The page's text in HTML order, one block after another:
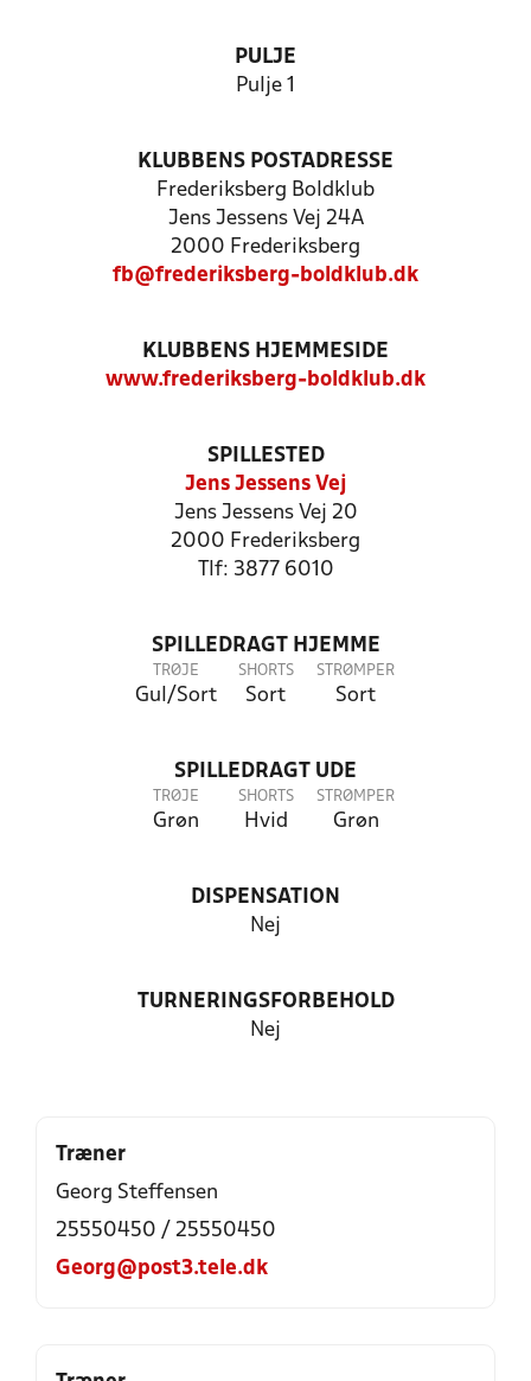
PULJE
Pulje 1
KLUBBENS POSTADRESSE
Frederiksberg Boldklub
Jens Jessens Vej 24A
2000 Frederiksberg
fb@frederiksberg-boldklub.dk
KLUBBENS HJEMMESIDE
www.frederiksberg-boldklub.dk
SPILLESTED
Jens Jessens Vej
Jens Jessens Vej 20
2000 Frederiksberg
Tlf: 3877 6010
SPILLEDRAGT HJEMME
TRØJE
Gul/Sort
SHORTS
Sort
STRØMPER
Sort
SPILLEDRAGT UDE
TRØJE
Grøn
SHORTS
Hvid
STRØMPER
Grøn
DISPENSATION
Nej
TURNERINGSFORBEHOLD
Nej
Træner
Georg Steffensen
25550450 / 25550450
Georg@post3.tele.dk